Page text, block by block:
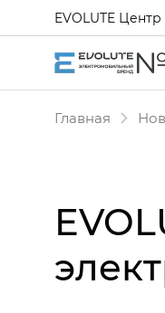
EVOLUTE
Главная